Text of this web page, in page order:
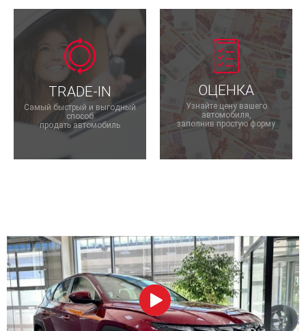
TRADE-IN
Самый быстрый и выгодный
способ
продать автомобиль
ОЦЕНКА
Узнайте цену вашего
автомобиля,
заполнив простую форму